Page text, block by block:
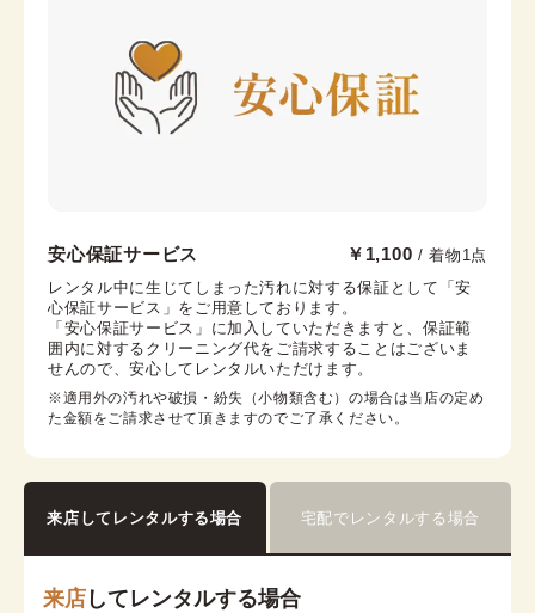
東京都台東区浅草２丁目６−７ 楽天地浅草ビル 4階
営業時間： 10:00~ 18:00
着付け最終受付時間：17:30
返却締め切り時間：18:00
安心保証サービス ￥1,100 / 着物1点
レンタル中に生じてしまった汚れに対する保証として「安
心保証サービス」をご用意しております。
「安心保証サービス」に加入していただきますと、保証範
囲内に対するクリーニング代をご請求することはございま
せんので、安心してレンタルいただけます。
※適用外の汚れや破損・紛失（小物類含む）の場合は当店の定め
た金額をご請求させて頂きますのでご了承ください。
来店してレンタルする場合 宅配でレンタルする場合
来店 してレンタルする場合